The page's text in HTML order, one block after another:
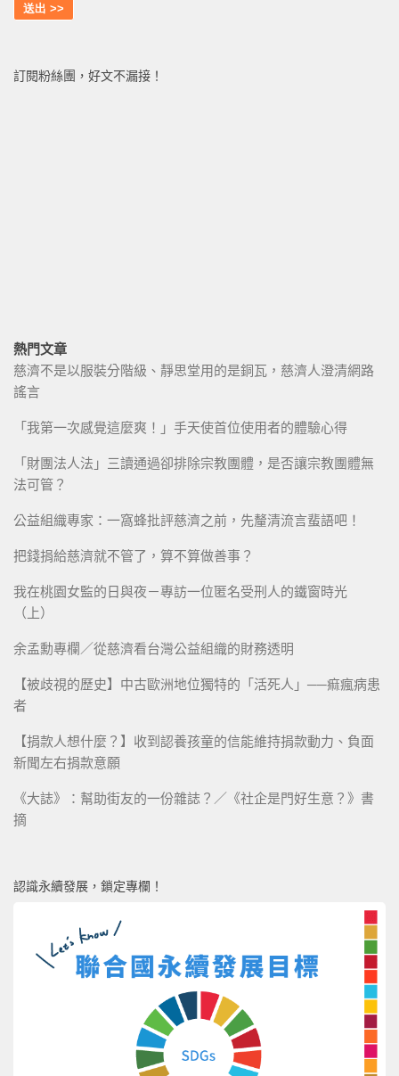
訂閱粉絲團，好文不漏接！
熱門文章
慈濟不是以服裝分階級、靜思堂用的是銅瓦，慈濟人澄清網路
謠言
「我第一次感覺這麼爽！」手天使首位使用者的體驗心得
「財團法人法」三讀通過卻排除宗教團體，是否讓宗教團體無
法可管？
公益組織專家：一窩蜂批評慈濟之前，先釐清流言蜚語吧！
把錢捐給慈濟就不管了，算不算做善事？
我在桃園女監的日與夜－專訪一位匿名受刑人的鐵窗時光
（上）
余孟勳專欄／從慈濟看台灣公益組織的財務透明
【被歧視的歷史】中古歐洲地位獨特的「活死人」──痲瘋病患
者
【捐款人想什麼？】收到認養孩童的信能維持捐款動力、負面
新聞左右捐款意願
《大誌》：幫助街友的一份雜誌？／《社企是門好生意？》書
摘
認識永續發展，鎖定專欄！